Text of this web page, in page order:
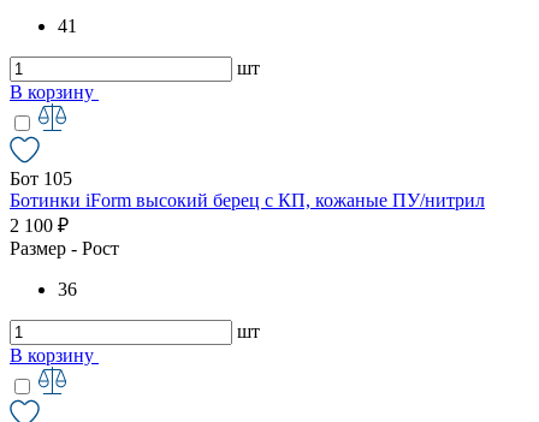
41
шт
В корзину
Бот 105
Ботинки iForm высокий берец с КП, кожаные ПУ/нитрил
2 100 ₽
Размер - Рост
36
шт
В корзину